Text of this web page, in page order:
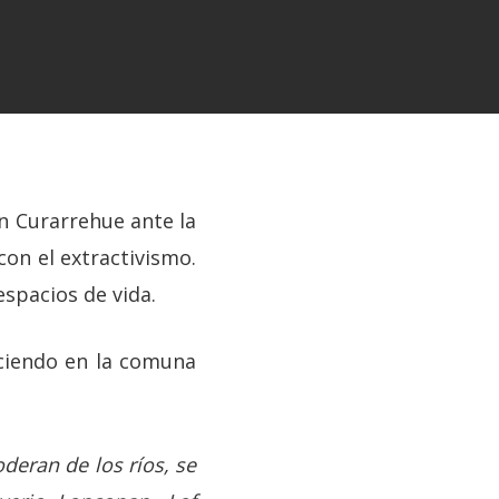
Curarrehue ante la
el extractivismo.
de vida.
en la comuna
de los ríos, se